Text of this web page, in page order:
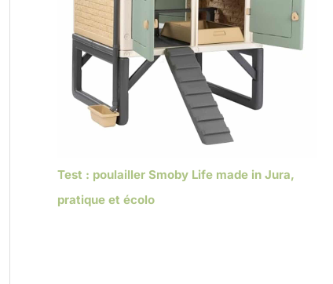
Test : poulailler Smoby Life made in Jura,
pratique et écolo